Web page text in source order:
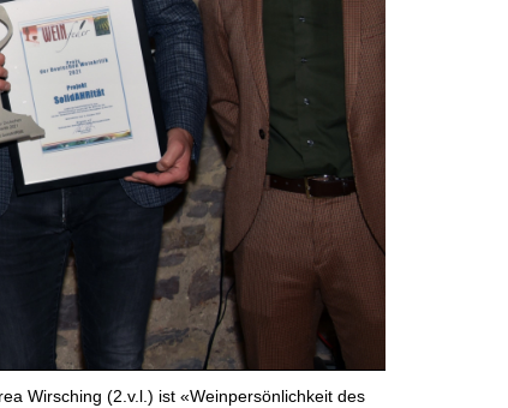
Wirsching (2.v.l.) ist «Weinpersönlichkeit des